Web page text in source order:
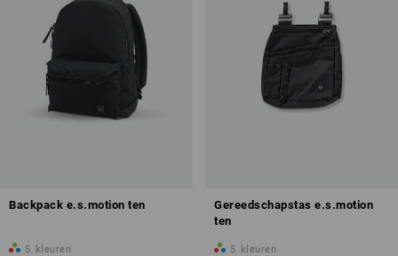
Backpack e.s.motion ten
5 kleuren
Gereedschapstas e.s.motion
ten
5 kleuren